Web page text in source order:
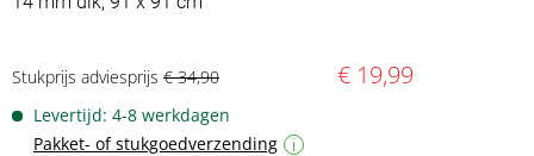
Stukprijs adviesprijs € 34,90 € 19,99
Levertijd: 4-8 werkdagen
Pakket- of stukgoedverzending
i